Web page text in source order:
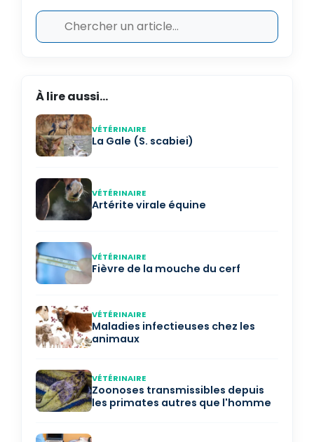
À lire aussi...
VÉTÉRINAIRE
La Gale (S. scabiei)
VÉTÉRINAIRE
Artérite virale équine
VÉTÉRINAIRE
Fièvre de la mouche du cerf
VÉTÉRINAIRE
Maladies infectieuses chez les
animaux
VÉTÉRINAIRE
Zoonoses transmissibles depuis
les primates autres que l'homme